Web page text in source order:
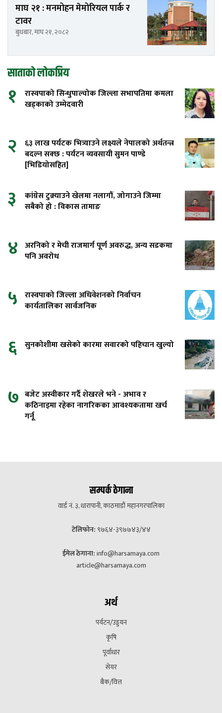
माघ २१ : मनमोहन मेमोरियल पार्क र
टावर
बुधबार, माघ २१, २०८२
साताको लोकप्रिय
१
रास्वपाको सिन्धुपाल्चोक जिल्ला सभापतिमा कमला
खड्काको उम्मेदवारी
२
६३ लाख पर्यटक भित्र्याउने लक्ष्यले नेपालको अर्थतन्त्र
बदल्न सक्छ : पर्यटन व्यवसायी सुमन पाण्डे
[भिडियोसहित]
३
कांग्रेस टुक्र्याउने खेलमा नलागौं, जोगाउने जिम्मा
सबैको हो : विकास तामाङ
४ अरनिको र मेची राजमार्ग पूर्ण अवरुद्ध, अन्य सडकमा
पनि अवरोध
५ रास्वपाको जिल्ला अधिवेशनको निर्वाचन
कार्यतालिका सार्वजनिक
६ सुनकोशीमा खसेको कारमा सवारको पहिचान खुल्यो
७ बजेट अस्वीकार गर्दै शेखरले भने - अभाव र
कठिनाइमा रहेका नागरिकका आवश्यकतामा खर्च
गर्नू
सम्पर्क ठेगाना
वार्ड नं. ३, धारापानी, काठमाडौं महानगरपालिका
टेलिफोन: ९७६४-३९७७४३/४४
ईमेल ठेगाना:info@harsamaya.com
article@harsamaya.com
अर्थ
पर्यटन/उड्डयन
कृषि
पूर्वाधार
सेयर
बैक/वित्त